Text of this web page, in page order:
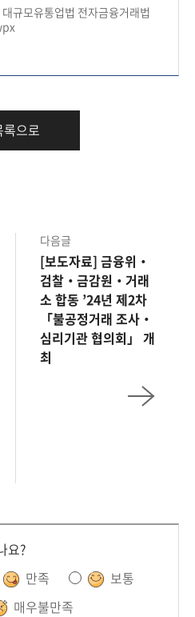
규모유통업법 전자금융거래법
록으로
다음글
[보도자료] 금융위‧
검찰‧금감원‧거래
소 합동 ’24년 제2차
「불공정거래 조사‧
심리기관 협의회」 개
최
요?
만족
보통
매우불만족